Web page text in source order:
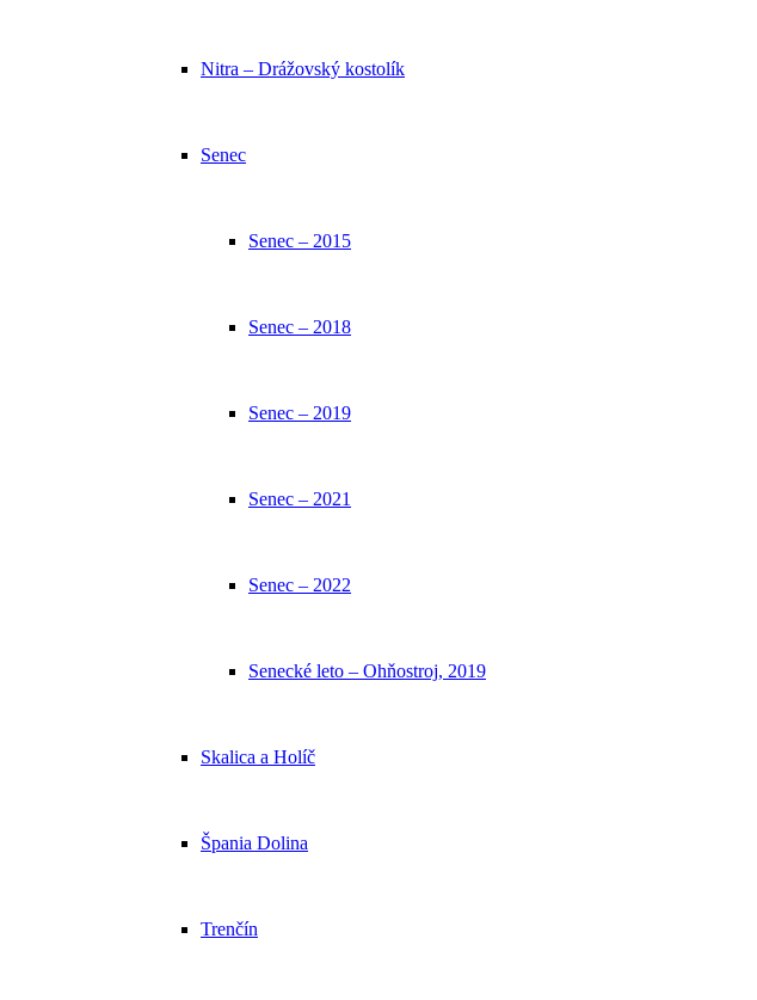
Nitra – Drážovský kostolík
Senec
Senec – 2015
Senec – 2018
Senec – 2019
Senec – 2021
Senec – 2022
Senecké leto – Ohňostroj, 2019
Skalica a Holíč
Špania Dolina
Trenčín